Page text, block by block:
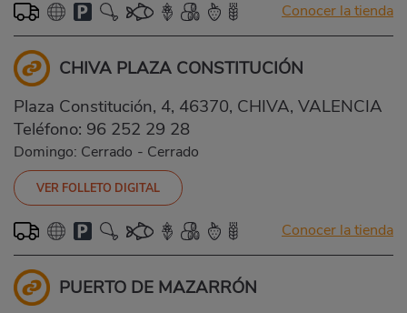
Conocer la tienda
CHIVA PLAZA CONSTITUCIÓN
Plaza Constitución, 4, 46370, CHIVA, VALENCIA
Teléfono: 96 252 29 28
Domingo: Cerrado - Cerrado
VER FOLLETO DIGITAL
Conocer la tienda
PUERTO DE MAZARRÓN